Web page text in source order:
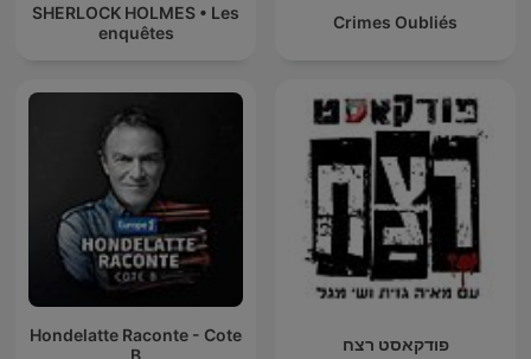
Crimes Oubliés
SHERLOCK HOLMES • Les
enquêtes
פודקאסט רצח
Hondelatte Raconte - Cote
B